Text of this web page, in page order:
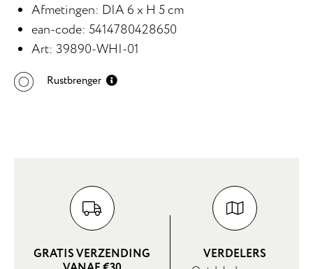
Afmetingen: DIA 6 x H 5 cm
ean-code: 5414780428650
Art: 39890-WHI-01
Rustbrenger
GRATIS VERZENDING
VERDELERS